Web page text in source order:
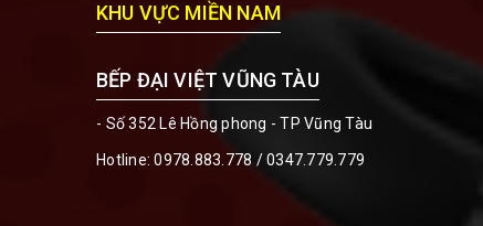
KHU VỰC MIỀN NAM
BẾP ĐẠI VIỆT VŨNG TÀU
- Số 352 Lê Hồng phong - TP Vũng Tàu
Hotline:0978.883.778 / 0347.779.779